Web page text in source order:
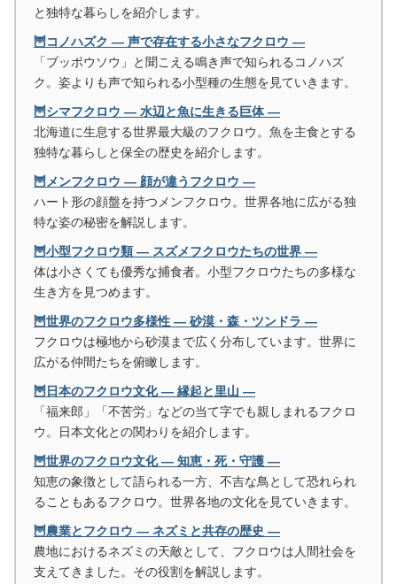
と独特な暮らしを紹介します。
🦉コノハズク ― 声で存在する小さなフクロウ ―
「ブッポウソウ」と聞こえる鳴き声で知られるコノハズ
ク。姿よりも声で知られる小型種の生態を見ていきます。
🦉シマフクロウ ― 水辺と魚に生きる巨体 ―
北海道に生息する世界最大級のフクロウ。魚を主食とする
独特な暮らしと保全の歴史を紹介します。
🦉メンフクロウ ― 顔が違うフクロウ ―
ハート形の顔盤を持つメンフクロウ。世界各地に広がる独
特な姿の秘密を解説します。
🦉小型フクロウ類 ― スズメフクロウたちの世界 ―
体は小さくても優秀な捕食者。小型フクロウたちの多様な
生き方を見つめます。
🦉世界のフクロウ多様性 ― 砂漠・森・ツンドラ ―
フクロウは極地から砂漠まで広く分布しています。世界に
広がる仲間たちを俯瞰します。
🦉日本のフクロウ文化 ― 縁起と里山 ―
「福来郎」「不苦労」などの当て字でも親しまれるフクロ
ウ。日本文化との関わりを紹介します。
🦉世界のフクロウ文化 ― 知恵・死・守護 ―
知恵の象徴として語られる一方、不吉な鳥として恐れられ
ることもあるフクロウ。世界各地の文化を見ていきます。
🦉農業とフクロウ ― ネズミと共存の歴史 ―
農地におけるネズミの天敵として、フクロウは人間社会を
支えてきました。その役割を解説します。